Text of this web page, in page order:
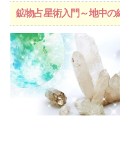
鉱物占星術入門～地中の